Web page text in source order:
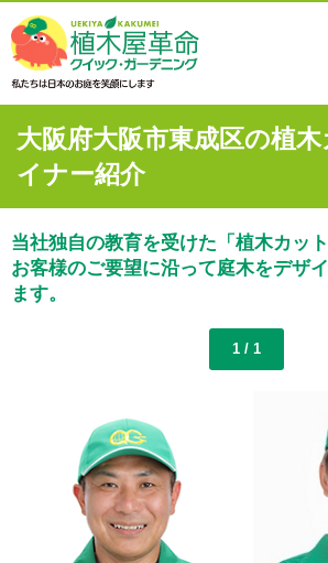
大阪府大阪市東成区の植
イナー紹介
当社独自の教育を受けた「植木カッ
お客様のご要望に沿って庭木をデザ
ます。
1 / 1